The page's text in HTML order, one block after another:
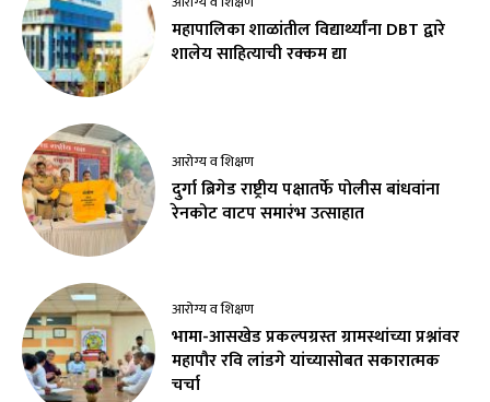
महापालिका शाळांतील विद्यार्थ्यांना DBT द्वारे
शालेय साहित्याची रक्कम द्या
आरोग्य व शिक्षण
दुर्गा ब्रिगेड राष्ट्रीय पक्षातर्फे पोलीस बांधवांना
रेनकोट वाटप समारंभ उत्साहात
आरोग्य व शिक्षण
भामा-आसखेड प्रकल्पग्रस्त ग्रामस्थांच्या प्रश्नांवर
महापौर रवि लांडगे यांच्यासोबत सकारात्मक
चर्चा